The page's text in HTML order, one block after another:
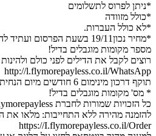
*ניתן לפרוס לתשלומים
*כולל מזוודה
*לא כולל העברות.
*מחיר נכון19/11 בשעת הפרסום ועתיד להשתנות.
מספר מקומות מוגבלים בדיל!
רוצים לקבל את הדילים לפני כולם
http://l.flymorepayless.co.il/WhatsApp
תוקף דרכון מינימום 6 חודשים מיום הנחיתה
* מס' מקומות מוגבלים בדיל!
כל הזכויות שמורות לחברת Flymorepayless .כל הדילים בכפוף לתקנון ט.ל.ח.
להזמנה מהירה ללא התחייבות: מלאו את
https://I.flymorepayless.co.il/Order